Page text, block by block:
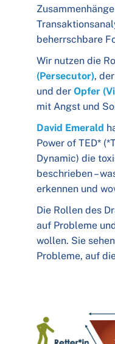
beherrschbare
Wir nutzen die
(Persecutor), der
und der Opfer
mit Angst und
David Emerald
Power of TED*
Dynamic) die
beschrieben –
erkennen und
Die Rollen des
auf Probleme
wollen. Sie
Probleme, auf